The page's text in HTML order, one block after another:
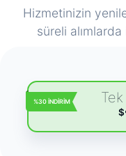
Hizmetinizin
süreli alımlarda
%30 İNDİRİM
$